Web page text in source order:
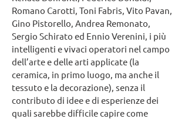
Romano Carotti, Toni Fabris, Vito Pavan,
Gino Pistorello, Andrea Remonato,
Sergio Schirato ed Ennio Verenini, i più
intelligenti e vivaci operatori nel campo
dell’arte e delle arti applicate (la
ceramica, in primo luogo, ma anche il
tessuto e la decorazione), senza il
contributo di idee e di esperienze dei
quali sarebbe difficile capire come